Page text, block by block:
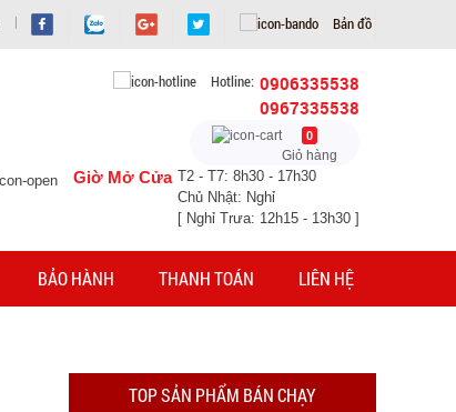
Bản đồ
Hotline: 0906335538
0967335538
0
Giỏ hàng
Giờ Mở Cửa T2 - T7: 8h30 - 17h30
Chủ Nhật: Nghỉ
[ Nghỉ Trưa: 12h15 - 13h30 ]
BẢO HÀNH THANH TOÁN LIÊN HỆ
TOP SẢN PHẨM BÁN CHẠY
Chai tẩy trắng giày Flac CÓ BÀN CHẢI
GIÁ: 5.500 đ
TÌNH TRẠNG:CÒN HÀNG